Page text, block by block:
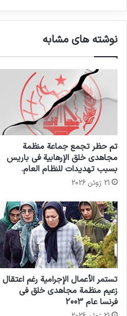
نوشته های مشابه
تم حظر تجمع جماعة منظمة
مجاهدي خلق الإرهابية في باريس
بسبب تهديدات للنظام العام.
21 ژوئن 2026
تستمر الأعمال الإجرامية رغم اعتقال
زعيم منظمة مجاهدي خلق في
فرنسا عام 2003